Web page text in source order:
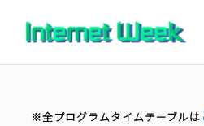
トップ
※全プログラムタイムテーブルは